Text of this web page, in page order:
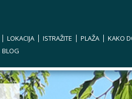
LOKACIJA ISTRAŽITE PLAŽA KAKO
BLOG